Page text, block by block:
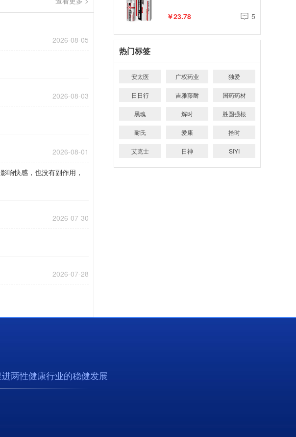
2026-08-05
2026-08-03
2026-08-01
响快感，也没有副作用，
2026-07-30
2026-07-28
￥23.78 5
热门标签
安太医 广权药业 独爱
日日行 吉雅藤耐 国药药材
黑魂 辉时 胜圆强根
耐氏 爱康 拾时
艾克士 日神 SIYI
两性健康行业的稳健发展